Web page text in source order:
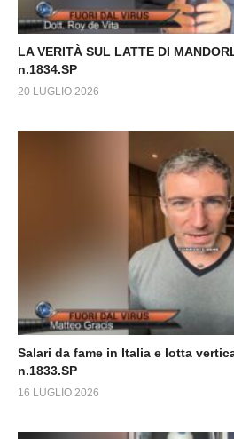
LA VERITÀ SUL LATTE DI
n.1834.SP
20 LUGLIO 2026
Salari da fame in Italia e lotta
n.1833.SP
16 LUGLIO 2026